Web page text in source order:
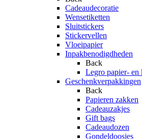
Cadeaudecoratie
Wensetiketten
Sluitstickers
Stickervellen
Vloeipapier
Inpakbenodigdheden
Back
Legro papier- en
Geschenkverpakkingen
Back
Papieren zakken
Cadeauzakjes
Gift bags
Cadeaudozen
Gondeldoosjes